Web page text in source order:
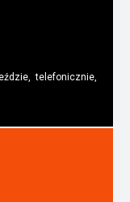
telefonicznie,